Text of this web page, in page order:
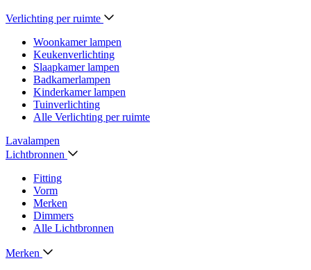
Verlichting per ruimte
Woonkamer lampen
Keukenverlichting
Slaapkamer lampen
Badkamerlampen
Kinderkamer lampen
Tuinverlichting
Alle Verlichting per ruimte
Lavalampen
Lichtbronnen
Fitting
Vorm
Merken
Dimmers
Alle Lichtbronnen
Merken